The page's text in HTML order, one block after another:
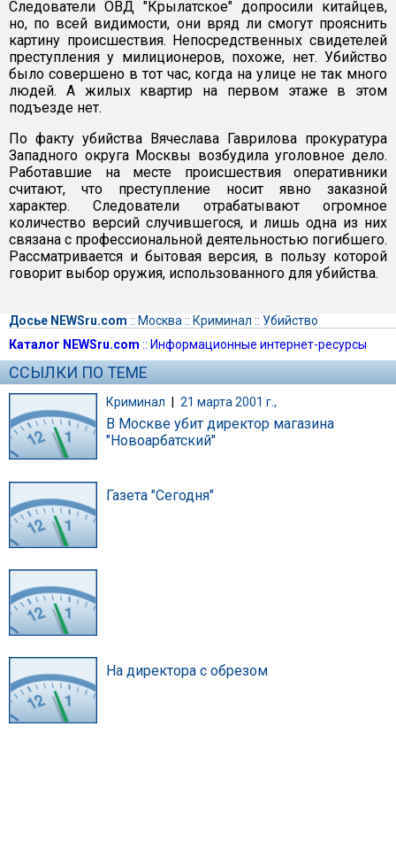
Следователи ОВД "Крылатское" допросили китайцев,
но, по всей видимости, они вряд ли смогут прояснить
картину происшествия. Непосредственных свидетелей
преступления у милиционеров, похоже, нет. Убийство
было совершено в тот час, когда на улице не так много
людей. А жилых квартир на первом этаже в этом
подъезде нет.
По факту убийства Вячеслава Гаврилова прокуратура
Западного округа Москвы возбудила уголовное дело.
Работавшие на месте происшествия оперативники
считают, что преступление носит явно заказной
характер. Следователи отрабатывают огромное
количество версий случившегося, и лишь одна из них
связана с профессиональной деятельностью погибшего.
Рассматривается и бытовая версия, в пользу которой
говорит выбор оружия, использованного для убийства.
Досье NEWSru.com :: Москва :: Криминал :: Убийство
Каталог NEWSru.com :: Информационные интернет-ресурсы
ССЫЛКИ ПО ТЕМЕ
Криминал 21 марта 2001 г.,
В Москве убит директор магазина
"Новоарбатский"
Газета "Сегодня"
На директора с обрезом